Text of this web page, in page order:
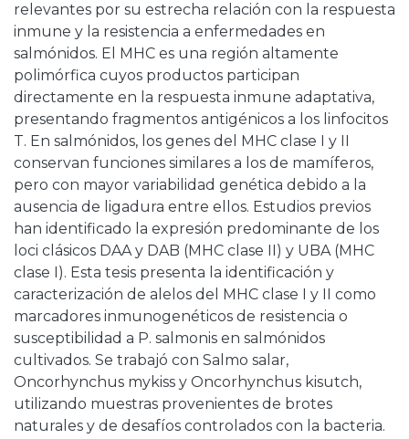
relevantes por su estrecha relación con la respuesta
inmune y la resistencia a enfermedades en
salmónidos. El MHC es una región altamente
polimórfica cuyos productos participan
directamente en la respuesta inmune adaptativa,
presentando fragmentos antigénicos a los linfocitos
T. En salmónidos, los genes del MHC clase I y II
conservan funciones similares a los de mamíferos,
pero con mayor variabilidad genética debido a la
ausencia de ligadura entre ellos. Estudios previos
han identificado la expresión predominante de los
loci clásicos DAA y DAB (MHC clase II) y UBA (MHC
clase I). Esta tesis presenta la identificación y
caracterización de alelos del MHC clase I y II como
marcadores inmunogenéticos de resistencia o
susceptibilidad a P. salmonis en salmónidos
cultivados. Se trabajó con Salmo salar,
Oncorhynchus mykiss y Oncorhynchus kisutch,
utilizando muestras provenientes de brotes
naturales y de desafíos controlados con la bacteria.